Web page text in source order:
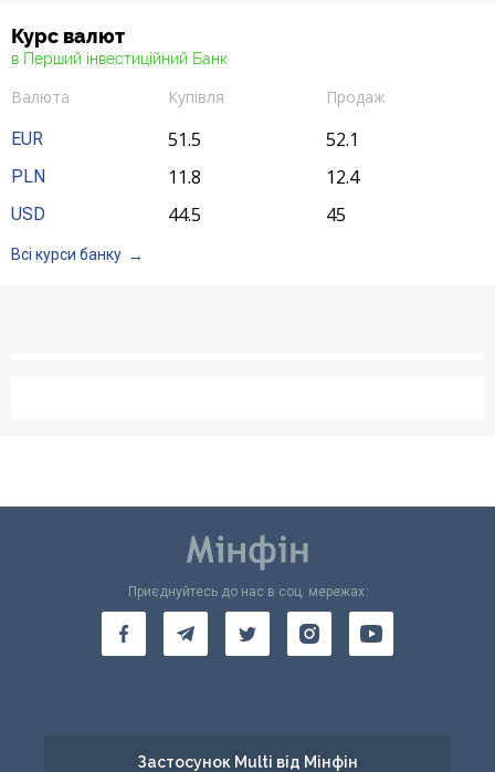
Счета для бизнеса
Курс валют
в Перший інвестиційний Банк
Валюта Купівля
Продаж
EUR
51.5 52.1
PLN 11.8 12.4
USD 44.5 45
Всі курси банку
Приєднуйтесь до нас в соц. мережах:
Застосунок Multi від Мінфін